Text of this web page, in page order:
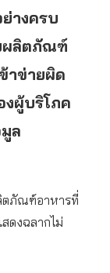
างครบ
ผลิตภัณฑ์
าข่ายผิด
งผู้บริโภค
ล
ตภัณฑ์อาหารที่
ดงฉลากไม่